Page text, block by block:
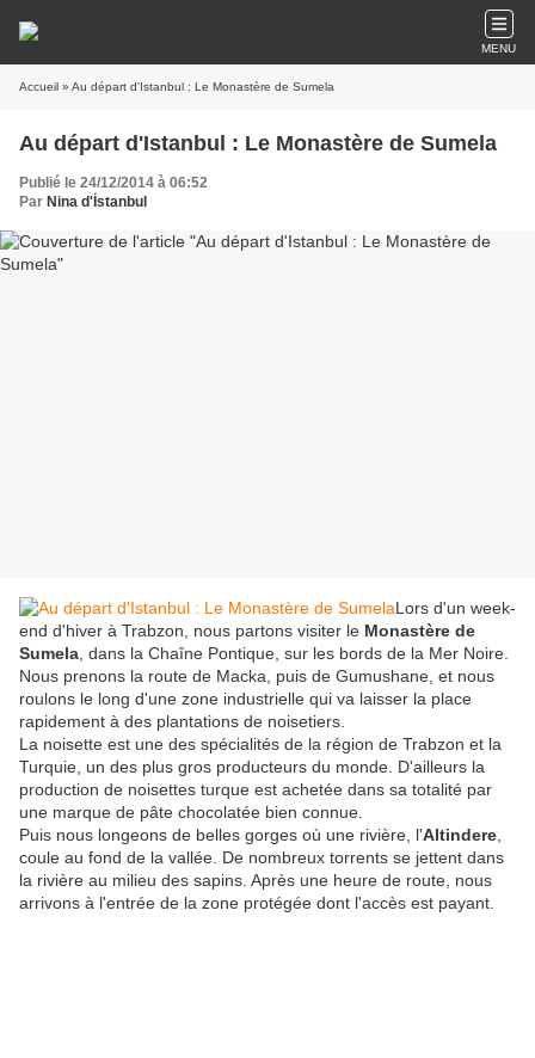
MENU
Accueil » Au départ d'Istanbul : Le Monastère de Sumela
Au départ d'Istanbul : Le Monastère de Sumela
Publié le 24/12/2014 à 06:52
Par Nina d'İstanbul
Lors d'un week-
end d'hiver à Trabzon, nous partons visiter le Monastère de
Sumela , dans la Chaîne Pontique, sur les bords de la Mer Noire.
Nous prenons la route de Macka, puis de Gumushane, et nous
roulons le long d'une zone industrielle qui va laisser la place
rapidement à des plantations de noisetiers.
La noisette est une des spécialités de la région de Trabzon et la
Turquie, un des plus gros producteurs du monde. D'ailleurs la
production de noisettes turque est achetée dans sa totalité par
une marque de pâte chocolatée bien connue.
Puis nous longeons de belles gorges où une rivière, l'Altindere
coule au fond de la vallée. De nombreux torrents se jettent dans
la rivière au milieu des sapins. Après une heure de route, nous
arrivons à l'entrée de la zone protégée dont l'accès est payant.